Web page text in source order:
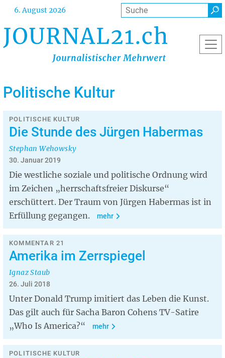
Direkt
Inhalt
6. August 2026 Suche
Politische Kultur
POLITISCHE KULTUR
Die Stunde des Jürgen Habermas
Stephan Wehowsky
30. Januar 2019
Die westliche soziale und politische Ordnung wird
im Zeichen „herrschaftsfreier Diskurse“
erschüttert. Der Traum von Jürgen Habermas ist in
Erfüllung gegangen.
mehr
KOMMENTAR 21
Amerika im Zerrspiegel
Ignaz Staub
26. Juli 2018
Unter Donald Trump imitiert das Leben die Kunst.
Das gilt auch für Sacha Baron Cohens TV-Satire
„Who Is America?“
mehr
POLITISCHE KULTUR